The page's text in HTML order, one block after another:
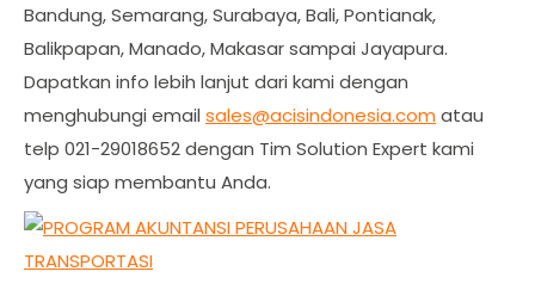
Bandung, Semarang, Surabaya, Bali, Pontianak,
Balikpapan, Manado, Makasar sampai Jayapura.
Dapatkan info lebih lanjut dari kami dengan
menghubungi email sales@acisindonesia.com atau
telp 021-29018652 dengan Tim Solution Expert kami
yang siap membantu Anda.